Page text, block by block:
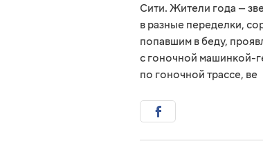
Сити. Жители года —
в разные переделки,
попавшим в беду,
с гоночной машинкой-
по гоночной трассе, ве